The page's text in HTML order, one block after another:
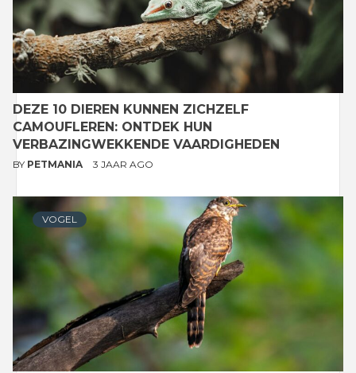
DEZE 10 DIEREN KUNNEN ZICHZELF
CAMOUFLEREN: ONTDEK HUN
VERBAZINGWEKKENDE VAARDIGHEDEN
BY PETMANIA 3 JAAR AGO
VOGEL